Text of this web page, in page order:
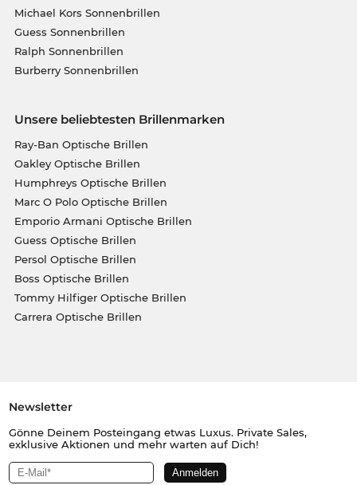
Michael Kors Sonnenbrillen
Guess Sonnenbrillen
Ralph Sonnenbrillen
Burberry Sonnenbrillen
Unsere beliebtesten Brillenmarken
Ray-Ban Optische Brillen
Oakley Optische Brillen
Humphreys Optische Brillen
Marc O Polo Optische Brillen
Emporio Armani Optische Brillen
Guess Optische Brillen
Persol Optische Brillen
Boss Optische Brillen
Tommy Hilfiger Optische Brillen
Carrera Optische Brillen
Newsletter
Gönne Deinem Posteingang etwas Luxus. Private Sales,
exklusive Aktionen und mehr warten auf Dich!